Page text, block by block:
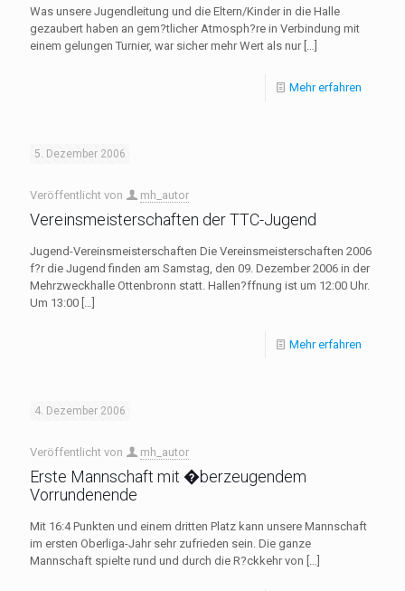
Was unsere Jugendleitung und die Eltern/Kinder in die Halle
gezaubert haben an gem?tlicher Atmosph?re in Verbindung mit
einem gelungen Turnier, war sicher mehr Wert als nur[…]
Mehr erfahren
5. Dezember 2006
Veröffentlicht von mh_autor
Vereinsmeisterschaften der TTC-Jugend
Jugend-Vereinsmeisterschaften Die Vereinsmeisterschaften 2006
f?r die Jugend finden am Samstag, den 09. Dezember 2006 in der
Mehrzweckhalle Ottenbronn statt. Hallen?ffnung ist um 12:00 Uhr.
Um 13:00 […]
Mehr erfahren
4. Dezember 2006
Veröffentlicht von mh_autor
Erste Mannschaft mit �berzeugendem
Vorrundenende
Mit 16:4 Punkten und einem dritten Platz kann unsere Mannschaft
im ersten Oberliga-Jahr sehr zufrieden sein. Die ganze
Mannschaft spielte rund und durch die R?ckkehr von […]